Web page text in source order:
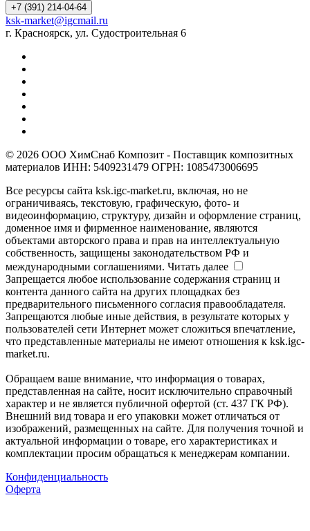
+7 (391) 214-04-64
ksk-market@igcmail.ru
г. Красноярск, ул. Судостроительная 6
© 2026 ООО ХимСнаб Композит - Поставщик композитных
материалов ИНН: 5409231479 ОГРН: 1085473006695
Все ресурсы сайта ksk.igc-market.ru, включая, но не
ограничиваясь, текстовую, графическую, фото- и
видеоинформацию, структуру, дизайн и оформление страниц,
доменное имя и фирменное наименование, являются
объектами авторского права и прав на интеллектуальную
собственность, защищены законодательством РФ и
международными соглашениями. Читать далее
Запрещается любое использование содержания страниц и
контента данного сайта на других площадках без
предварительного письменного согласия правообладателя.
Запрещаются любые иные действия, в результате которых у
пользователей сети Интернет может сложиться впечатление,
что представленные материалы не имеют отношения к ksk.igc-
market.ru.
Обращаем ваше внимание, что информация о товарах,
представленная на сайте, носит исключительно справочный
характер и не является публичной офертой (ст. 437 ГК РФ).
Внешний вид товара и его упаковки может отличаться от
изображений, размещенных на сайте. Для получения точной и
актуальной информации о товаре, его характеристиках и
комплектации просим обращаться к менеджерам компании.
Конфиденциальность
Оферта